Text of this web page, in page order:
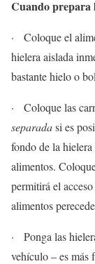
Cuando prepara
· Coloque el
hielera aislada
bastante hielo o
· Coloque las
separadasi es
fondo de la
alimentos.
permitirá el
alimentos
· Ponga las
vehículo – es más